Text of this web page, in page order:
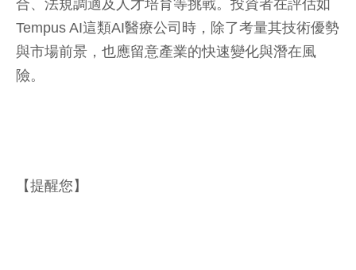
合、法規調適及人才培育等挑戰。投資者在評估如
Tempus AI這類AI醫療公司時，除了考量其技術優勢
與市場前景，也應留意產業的快速變化與潛在風
險。
【提醒您】